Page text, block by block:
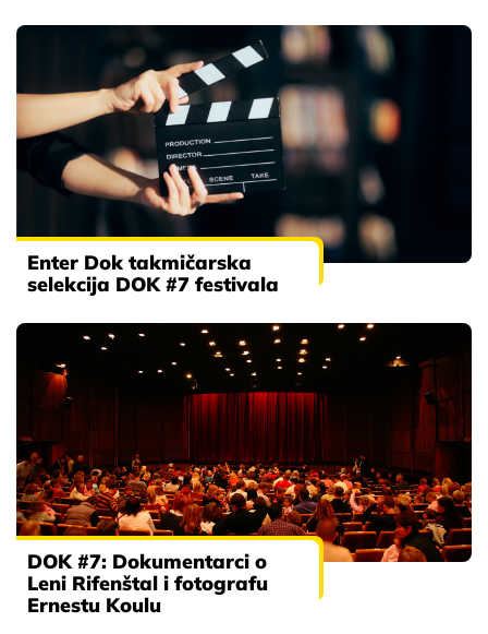
Enter Dok takmičarska
selekcija DOK #7 festivala
DOK #7: Dokumentarci o
Leni Rifenštal i fotografu
Ernestu Koulu